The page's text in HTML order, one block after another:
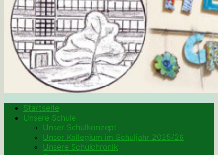
Startseite
Unsere Schule
Unser Schulkonzept
Unser Kollegium im Schuljahr 2025/26
Unsere Schulchronik